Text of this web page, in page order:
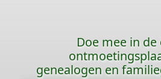
Doe mee in
genealogen en